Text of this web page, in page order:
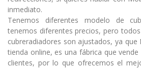
inmediato.
Tenemos diferentes modelo de
tenemos diferentes precios, pero
cubreradiadores son ajustados, ya
tienda online, es una fábrica que
clientes, por lo que ofrecemos el